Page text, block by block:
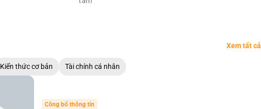
Xem tất cả
Kiến thức cơ bản Tài chính cá nhân
Công bố thông tin